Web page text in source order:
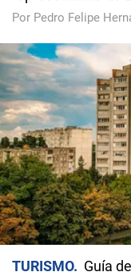
Por Pedro Felipe
TURISMO Guía